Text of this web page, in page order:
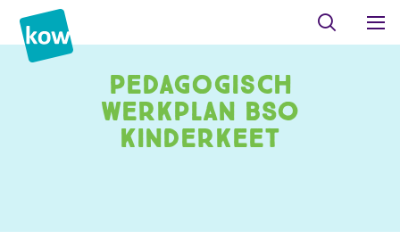
Pedagogisch
werkplan BSO
Kinderkeet